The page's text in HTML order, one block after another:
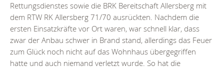
Rettungsdienstes sowie die BRK Bereitschaft Allersberg mit
dem RTW RK Allersberg 71/70 ausrückten. Nachdem die
ersten Einsatzkräfte vor Ort waren, war schnell klar, dass
zwar der Anbau schwer in Brand stand, allerdings das Feuer
zum Glück noch nicht auf das Wohnhaus übergegriffen
hatte und auch niemand verletzt wurde. So hat die